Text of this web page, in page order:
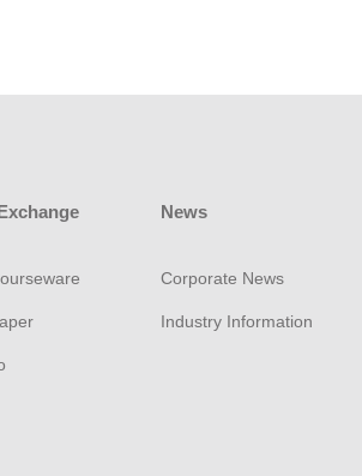
News
Corporate News
Industry Information